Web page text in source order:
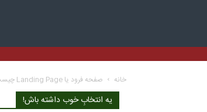
خانه صفحه فرود یا Landing Page چیست؟
یه انتخابِ خوب داشته باش!